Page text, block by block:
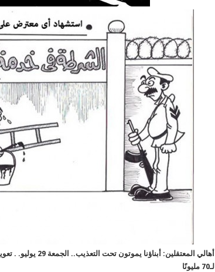
أهالي المعتقلين:
لـ70 مليونًا